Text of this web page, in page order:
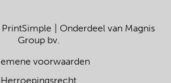
Onderdeel van Magnis
Group bv.
voorwaarden
Herroepingsrecht